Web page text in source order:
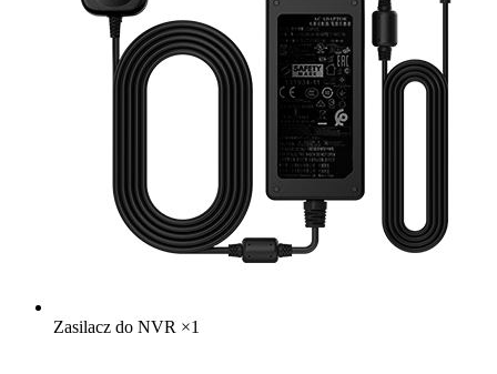
Zasilacz do NVR ×1